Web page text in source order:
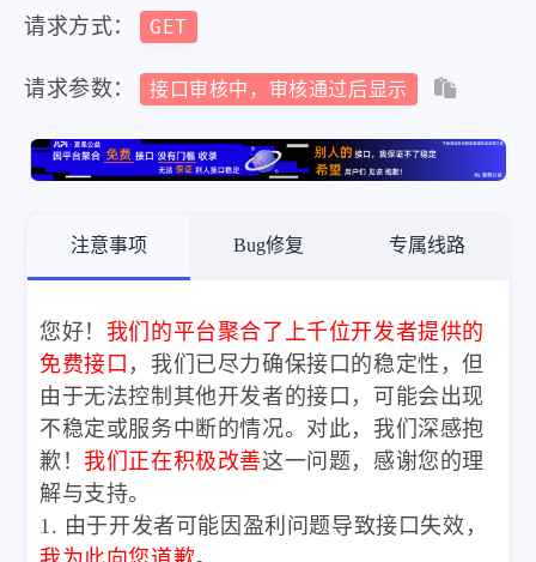
请求方式： GET
请求参数： 接口审核中，审核通过后显示
注意事项 Bug修复 专属线路
您好！ 我们的平台聚合了上千位开发者提供的
免费接口 ，我们已尽力确保接口的稳定性，但
由于无法控制其他开发者的接口，可能会出现
不稳定或服务中断的情况。对此，我们深感抱
歉！ 我们正在积极改善这一问题，感谢您的理
解与支持。
1. 由于开发者可能因盈利问题导致接口失效，